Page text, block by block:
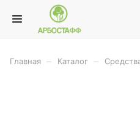
Главная Каталог